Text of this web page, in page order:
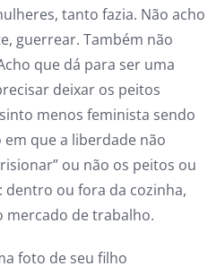
tanto fazia. Não acho
guerrear. Também não
que dá para ser uma
deixar os peitos
menos feminista sendo
que a liberdade não
ou não os peitos ou
dentro ou fora da cozinha,
mercado de trabalho.
foto de seu filho